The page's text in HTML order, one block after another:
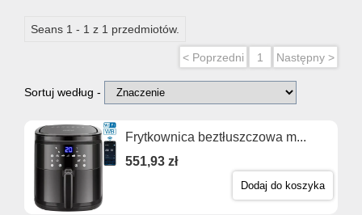
Seans 1 - 1 z 1 przedmiotów.
< Poprzedni 1 Następny >
Sortuj według -
Frytkownica beztłuszczowa m...
551,93 zł
Dodaj do koszyka